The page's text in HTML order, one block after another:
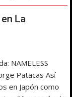
La
NAMELESS
Patacas Así
en Japón como